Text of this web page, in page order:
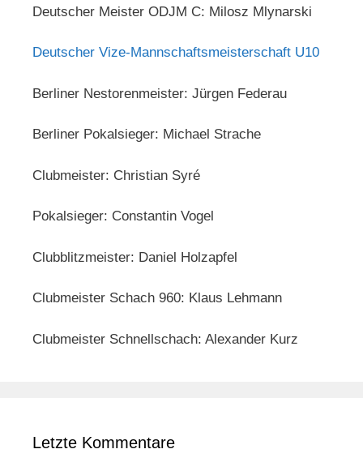
Deutscher Meister ODJM C: Milosz Mlynarski
Deutscher Vize-Mannschaftsmeisterschaft U10
Berliner Nestorenmeister: Jürgen Federau
Berliner Pokalsieger: Michael Strache
Clubmeister: Christian Syré
Pokalsieger: Constantin Vogel
Clubblitzmeister: Daniel Holzapfel
Clubmeister Schach 960: Klaus Lehmann
Clubmeister Schnellschach: Alexander Kurz
Letzte Kommentare